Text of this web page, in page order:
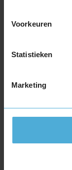
Voorkeuren
Statistieken
Marketing
Na mijn
weer
Wat
Kan
Ik wil